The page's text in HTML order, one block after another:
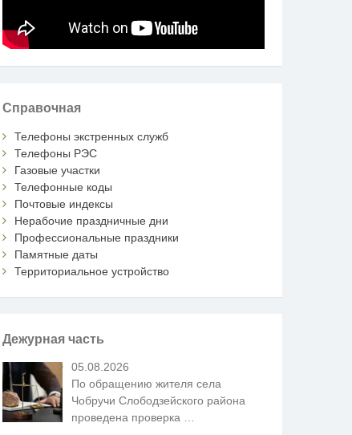
Справочная
Телефоны экстренных служб
Телефоны РЭС
Газовые участки
Телефонные коды
Почтовые индексы
Нерабочие праздничные дни
Профессиональные праздники
Памятные даты
Территориальное устройство
Дежурная часть
05.08.2026
По обращению жителя села
Чобручи Слободзейского района
проведена проверка …